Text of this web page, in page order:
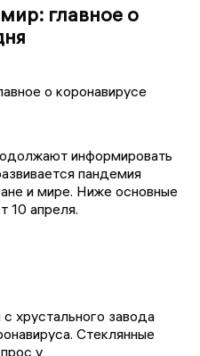
главное о
информировать
пандемия
и мире. Ниже основные
10 апреля.
хрустального завода
Стеклянные
у